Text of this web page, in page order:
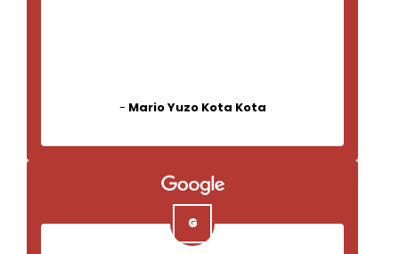
- Mario Yuzo Kota Kota